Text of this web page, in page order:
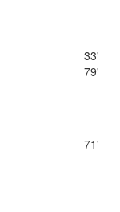
33'
79'
71'